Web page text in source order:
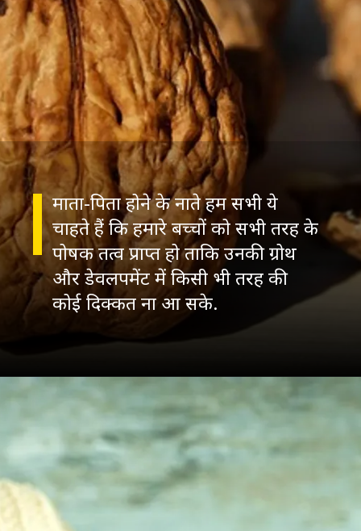
माता-पिता होने के नाते हम सभी ये
चाहते हैं कि हमारे बच्चों को सभी तरह के
पोषक तत्व प्राप्त हो ताकि उनकी ग्रोथ
और डेवलपमेंट में किसी भी तरह की
कोई दिक्कत ना आ सके.